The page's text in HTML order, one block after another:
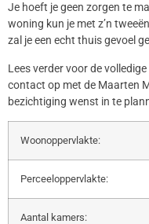
Je hoeft je geen zorgen te
woning kun je met z’n
zal je een echt thuis gevoel
Lees verder voor de
contact op met de Maarten
bezichtiging wenst in te
Woonoppervlakte:
Perceeloppervlakte:
Aantal kamers: